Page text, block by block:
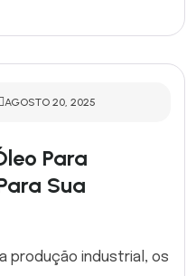
AGOSTO 20, 2025
Para
Sua
produção industrial, os